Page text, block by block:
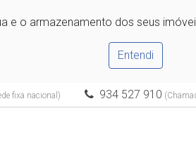
e o armazenamento dos seus
Entendi
fixa nacional) 934 527 910